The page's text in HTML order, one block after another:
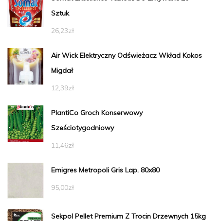
Sztuk
26,23zł
Air Wick Elektryczny Odświeżacz Wkład Kokos
Migdał
12,39zł
PlantiCo Groch Konserwowy
Sześciotygodniowy
11,46zł
Emigres Metropoli Gris Lap. 80x80
95,00zł
Sekpol Pellet Premium Z Trocin Drzewnych 15kg